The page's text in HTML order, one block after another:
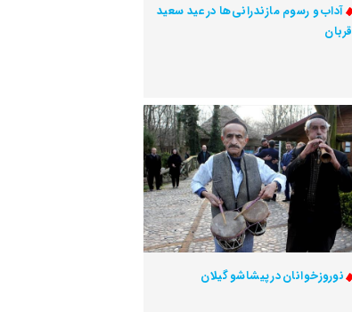
آداب و رسوم مازندرانی‌ها در عید سعید
قربان
نوروزخوانان در پیشاشو گیلان